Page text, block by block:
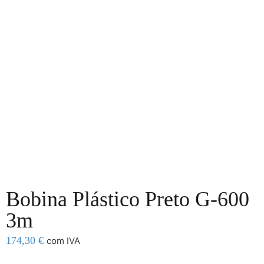
Bobina Plástico Preto G-600
3m
174,30 € com IVA